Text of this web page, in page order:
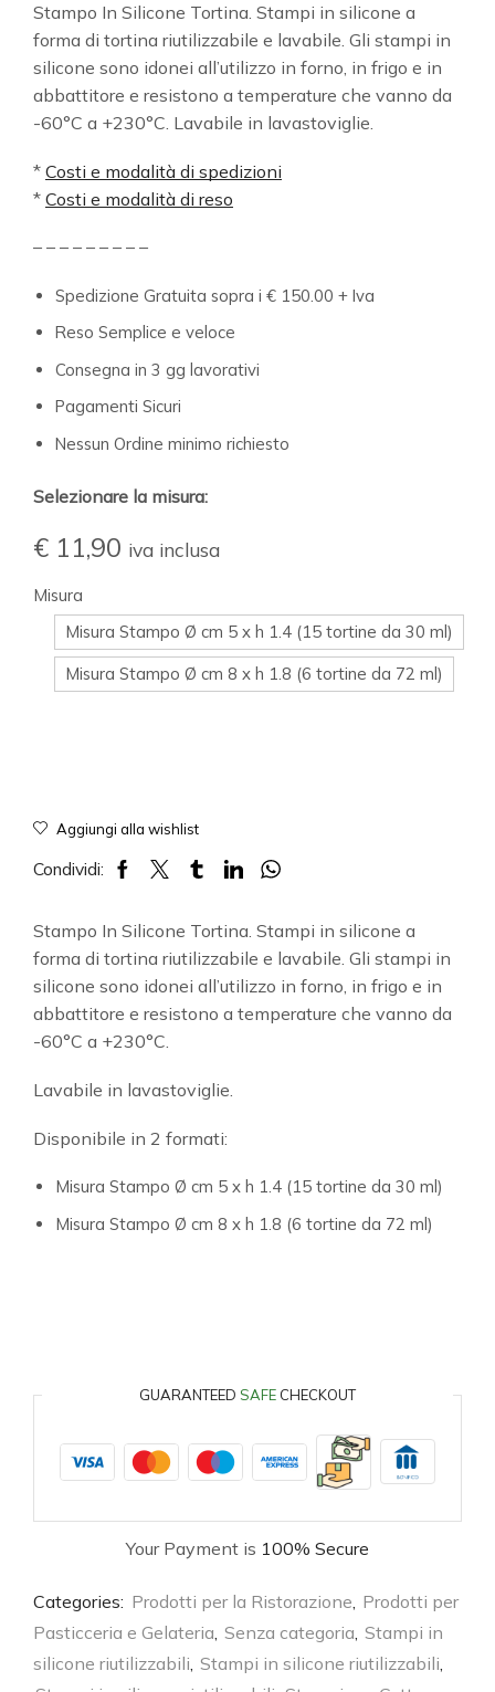
Stampo In Silicone Tortina. Stampi in silicone a
forma di tortina riutilizzabile e lavabile. Gli stampi in
silicone sono idonei all’utilizzo in forno, in frigo e in
abbattitore e resistono a temperature che vanno da
-60°C a +230°C. Lavabile in lavastoviglie.
* Costi e modalità di spedizioni
* Costi e modalità di reso
– – – – – – – – –
Spedizione Gratuita sopra i € 150.00 + Iva
Reso Semplice e veloce
Consegna in 3 gg lavorativi
Pagamenti Sicuri
Nessun Ordine minimo richiesto
Selezionare la misura:
€ 11,90 iva inclusa
Misura
Misura Stampo Ø cm 5 x h 1.4 (15 tortine da 30 ml)
Misura Stampo Ø cm 8 x h 1.8 (6 tortine da 72 ml)
Aggiungi alla wishlist
Condividi:
Stampo In Silicone Tortina. Stampi in silicone a
forma di tortina riutilizzabile e lavabile. Gli stampi in
silicone sono idonei all’utilizzo in forno, in frigo e in
abbattitore e resistono a temperature che vanno da
-60°C a +230°C.
Lavabile in lavastoviglie.
Disponibile in 2 formati:
Misura Stampo Ø cm 5 x h 1.4 (15 tortine da 30 ml)
Misura Stampo Ø cm 8 x h 1.8 (6 tortine da 72 ml)
GUARANTEED SAFE CHECKOUT
Your Payment is 100% Secure
Categories: Prodotti per la Ristorazione Prodotti per
Pasticceria e Gelateria Senza categoria Stampi in
silicone riutilizzabili Stampi in silicone riutilizzabili